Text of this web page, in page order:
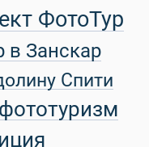
ФотоТур
в Занскар
Спити
фототуризм